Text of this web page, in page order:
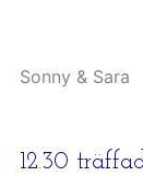
Sonny & Sara
12.30